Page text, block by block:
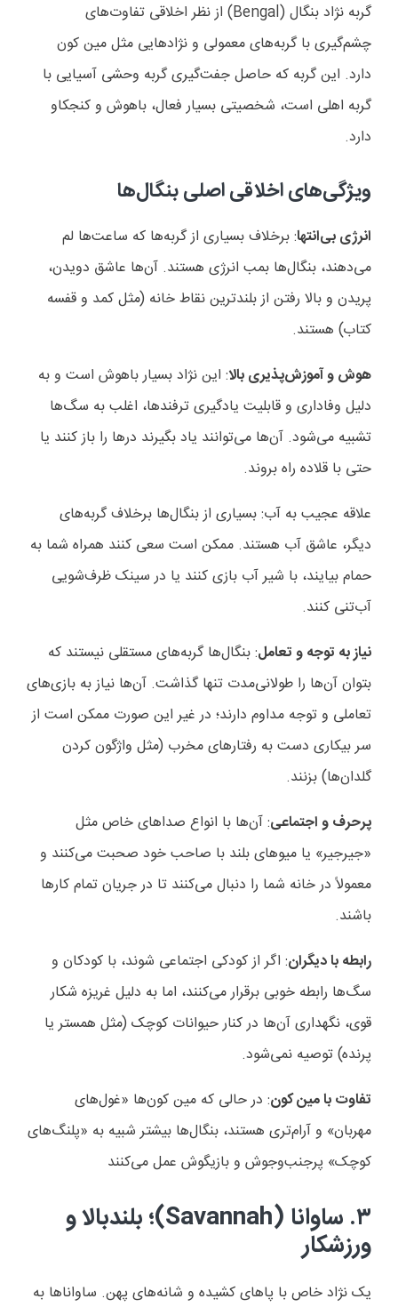
گربه نژاد بنگال (Bengal) از نظر اخلاقی تفاوت‌های
چشم‌گیری با گربه‌های معمولی و نژادهایی مثل مین کون
دارد. این گربه که حاصل جفت‌گیری گربه وحشی آسیایی با
گربه اهلی است، شخصیتی بسیار فعال، باهوش و کنجکاو
دارد.
ویژگی‌های اخلاقی اصلی بنگال‌ها
انرژی بی‌انتها: برخلاف بسیاری از گربه‌ها که ساعت‌ها لم
می‌دهند، بنگال‌ها بمب انرژی هستند. آن‌ها عاشق دویدن،
پریدن و بالا رفتن از بلندترین نقاط خانه (مثل کمد و قفسه
کتاب) هستند.
هوش و آموزش‌پذیری بالا: این نژاد بسیار باهوش است و به
دلیل وفاداری و قابلیت یادگیری ترفندها، اغلب به سگ‌ها
تشبیه می‌شود. آن‌ها می‌توانند یاد بگیرند درها را باز کنند یا
حتی با قلاده راه بروند.
علاقه عجیب به آب: بسیاری از بنگال‌ها برخلاف گربه‌های
دیگر، عاشق آب هستند. ممکن است سعی کنند همراه شما به
حمام بیایند، با شیر آب بازی کنند یا در سینک ظرف‌شویی
آب‌تنی کنند.
نیاز به توجه و تعامل: بنگال‌ها گربه‌های مستقلی نیستند که
بتوان آن‌ها را طولانی‌مدت تنها گذاشت. آن‌ها نیاز به بازی‌های
تعاملی و توجه مداوم دارند؛ در غیر این صورت ممکن است از
سر بیکاری دست به رفتارهای مخرب (مثل واژگون کردن
گلدان‌ها) بزنند.
پرحرف و اجتماعی: آن‌ها با انواع صداهای خاص مثل
«جیرجیر» یا میوهای بلند با صاحب خود صحبت می‌کنند و
معمولاً در خانه شما را دنبال می‌کنند تا در جریان تمام کارها
باشند.
رابطه با دیگران: اگر از کودکی اجتماعی شوند، با کودکان و
سگ‌ها رابطه خوبی برقرار می‌کنند، اما به دلیل غریزه شکار
قوی، نگهداری آن‌ها در کنار حیوانات کوچک (مثل همستر یا
پرنده) توصیه نمی‌شود.
تفاوت با مین کون: در حالی که مین کون‌ها «غول‌های
مهربان» و آرام‌تری هستند، بنگال‌ها بیشتر شبیه به «پلنگ‌های
کوچک» پرجنب‌وجوش و بازیگوش عمل می‌کنند
۳. ساوانا (Savannah)؛ بلندبالا و
ورزشکار
یک نژاد خاص با پاهای کشیده و شانه‌های پهن. ساواناها به